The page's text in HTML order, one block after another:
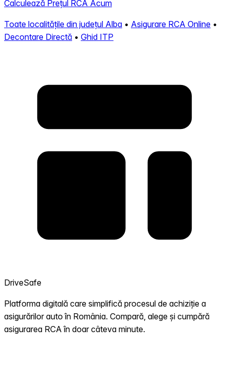
Calculează Prețul RCA Acum
Toate localitățile din județul Alba • Asigurare RCA Online •
Decontare Directă • Ghid ITP
DriveSafe
Platforma digitală care simplifică procesul de achiziție a
asigurărilor auto în România. Compară, alege și cumpără
asigurarea RCA în doar câteva minute.